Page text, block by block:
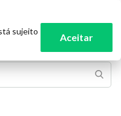
sujeito
Aceitar